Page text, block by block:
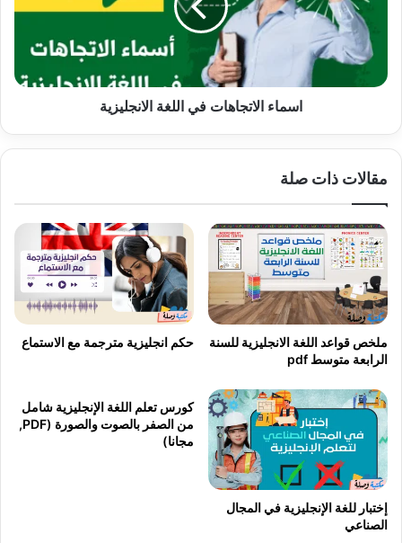
الانجليزية
اسماء الاتجاهات في اللغة الانجليزية
مقالات ذات صلة
ملخص قواعد اللغة الانجليزية للسنة
الرابعة متوسط pdf
حكم انجليزية مترجمة مع الاستماع
إختبار للغة الإنجليزية في المجال
الصناعي
كورس تعلم اللغة الإنجليزية شامل
من الصفر بالصوت والصورة (PDF,
مجانا)